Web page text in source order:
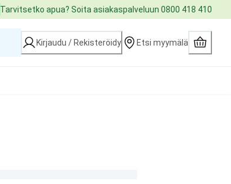
Tarvitsetko apua? Soita asiakaspalveluun 0800 418 410
Kirjaudu / Rekisteröidy Etsi myymälä